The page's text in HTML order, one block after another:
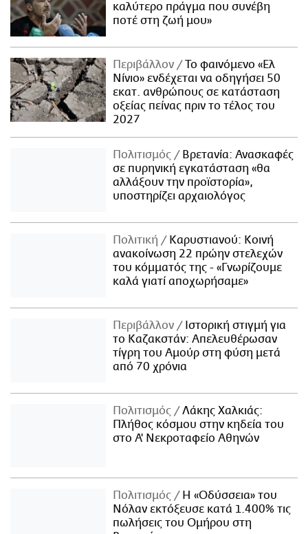
καλύτερο πράγμα που συνέβη
ποτέ στη ζωή μου»
Περιβάλλον
Το φαινόμενο «Ελ
Νίνιο» ενδέχεται να οδηγήσει 50
εκατ. ανθρώπους σε κατάσταση
οξείας πείνας πριν το τέλος του
2027
Πολιτισμός
Βρετανία: Ανασκαφές
σε πυρηνική εγκατάσταση «θα
αλλάξουν την προϊστορία»,
υποστηρίζει αρχαιολόγος
Πολιτική
Καρυστιανού: Κοινή
ανακοίνωση 22 πρώην στελεχών
του κόμματός της - «Γνωρίζουμε
καλά γιατί αποχωρήσαμε»
Περιβάλλον
Ιστορική στιγμή για
το Καζακστάν: Απελευθέρωσαν
τίγρη του Αμούρ στη φύση μετά
από 70 χρόνια
Πολιτισμός
Λάκης Χαλκιάς:
Πλήθος κόσμου στην κηδεία του
στο Α' Νεκροταφείο Αθηνών
Πολιτισμός
Η «Οδύσσεια» του
Νόλαν εκτόξευσε κατά 1.400% τις
πωλήσεις του Ομήρου στη